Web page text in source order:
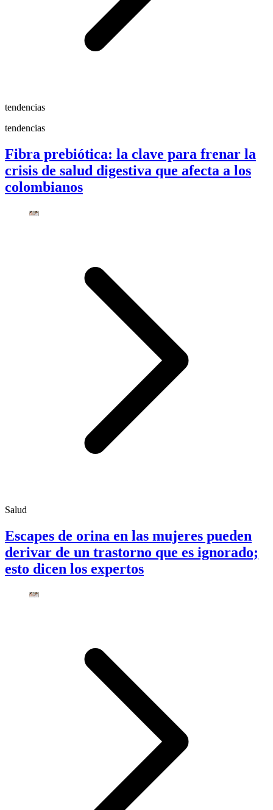
tendencias
tendencias
Fibra prebiótica: la clave para frenar la
crisis de salud digestiva que afecta a los
colombianos
Salud
Escapes de orina en las mujeres pueden
derivar de un trastorno que es ignorado;
esto dicen los expertos